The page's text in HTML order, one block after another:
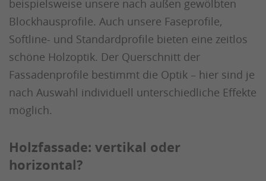
beispielsweise unsere nach außen gewölbten
Blockhausprofile. Auch unsere Faseprofile,
Softline- und Standardprofile bieten eine zeitlos
schöne Holzoptik. Der Querschnitt der
Fassadenprofile bestimmt die Optik – hier sind je
nach Auswahl individuell unterschiedliche Effekte
möglich.
Holzfassade: vertikal oder
horizontal?